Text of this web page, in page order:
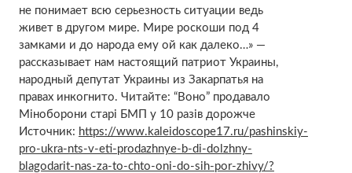
не понимает всю серьезность ситуации ведь
живет в другом мире. Мире роскоши под 4
замками и до народа ему ой как далеко…» —
рассказывает нам настоящий патриот Украины,
народный депутат Украины из Закарпатья на
правах инкогнито. Читайте: “Воно” продавало
Міноборони старі БМП у 10 разів дорожче
Источник: https://www.kaleidoscope17.ru/pashinskiy-
pro-ukra-nts-v-eti-prodazhnye-b-di-dolzhny-
blagodarit-nas-za-to-chto-oni-do-sih-por-zhivy/?